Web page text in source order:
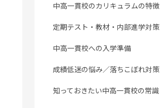
中高一貫校のカリキュラムの特徴
定期テスト・教材・内部進学対策
中高一貫校への入学準備
成績低迷の悩み／落ちこぼれ対策
知っておきたい中高一貫校の常識